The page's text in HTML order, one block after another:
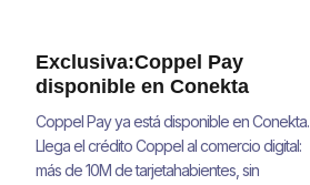
Exclusiva:Coppel Pay
disponible en Conekta
Coppel Pay ya está disponible en Conekta.
Llega el crédito Coppel al comercio digital:
más de 10M de tarjetahabientes, sin